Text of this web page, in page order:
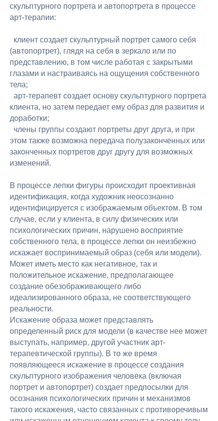
скульптурного портрета и автопортрета в процессе
арт-терапии:
клиент создает скульптурный портрет самого себя
(автопортрет), глядя на себя в зеркало или по
представлению, в том числе работая с закрытыми
глазами и настраиваясь на ощущения собственного
тела;
арт-терапевт создает основу скульптурного портрета
клиента, но затем передает ему образ для развития и
доработки;
члены группы создают портреты друг друга, и при
этом также возможна передача полузаконченных или
законченных портретов друг другу для возможных
изменений.
В процессе лепки фигуры происходит проективная
идентификация, когда художник неосознанно
идентифицируется с изображаемым объектом. В том
случае, если у клиента, в силу физических или
психологических причин, нарушено восприятие
собственного тела, в процессе лепки он неизбежно
искажает воспринимаемый образ (себя или модели).
Может иметь место как негативное, так и
положительное искажение, предполагающее
создание обезображивающего либо
идеализированного образа, не соответствующего
реальности.
Искажение образа может представлять
определенный риск для модели (в качестве нее может
выступать, например, другой участник арт-
терапевтической группы). В то же время
появляющееся искажение в процессе создания
скульптурного изображения человека (включая
портрет и автопортрет) создает предпосылки для
осознания психологических причин и механизмов
такого искажения, часто связанных с противоречивым
Академия
Лицензия на ведение
образовательной деятельности №
Л035-01298-77/00179875
от 16 февраля 2021 года
Заказать звонок
Навигация
Контакты
Программы
О нас
Педагоги
Публикации
Книги
Документы
Контакты
г. Москва, Большой Афанасьевский пер.
д.15 стр.1
artacademburg@ya.ru
+7 (985) 999-43-90